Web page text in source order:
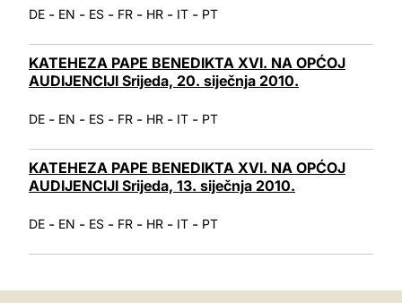
DE - EN - ES - FR - HR - IT - PT
KATEHEZA PAPE BENEDIKTA XVI. NA OPĆOJ
AUDIJENCIJI Srijeda, 20. siječnja 2010.
DE - EN - ES - FR - HR - IT - PT
KATEHEZA PAPE BENEDIKTA XVI. NA OPĆOJ
AUDIJENCIJI Srijeda, 13. siječnja 2010.
DE - EN - ES - FR - HR - IT - PT